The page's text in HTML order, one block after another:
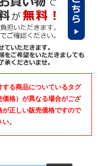
る商品についているタグ
格）が異なる場合がござ
正しい販売価格ですので
。